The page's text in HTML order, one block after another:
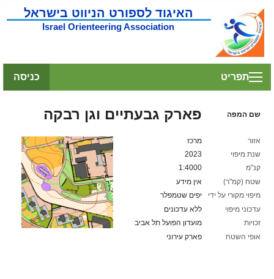
האיגוד לספורט הניווט בישראל
Israel Orienteering Association
כניסה תפריט
שם המפה פארק גבעתיים וגן רבקה
אזור
מרכז
שנת מיפוי
2023
קנ"מ
1:4000
שטח (קמ"ר)
אין מידע
מיפוי מקורי על ידי
יפים שטמפלר
עדכוני מיפוי
ללא עדכונים
זכויות
מועדון הפועל תל אביב
אופי השטח
פארק עירוני